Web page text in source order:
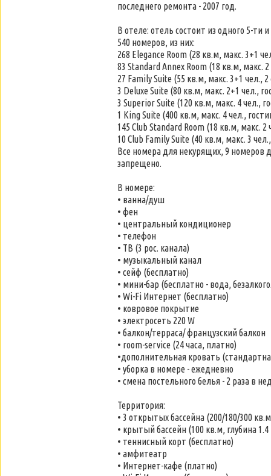
последнего ремонта - 2007 год.
В отеле: отель состоит из одного 5-ти
540 номеров, из них:
268 Elegance Room (28 кв.м, макс. 3+1
83 Standard Annex Room (18 кв.м, макс.
27 Family Suite (55 кв.м, макс. 3+1 чел.,
3 Deluxe Suite (80 кв.м, макс. 2+1 чел.,
3 Superior Suite (120 кв.м, макс. 4 чел.,
1 King Suite (400 кв.м, макс. 4 чел.,
145 Club Standard Room (18 кв.м, макс.
10 Club Family Suite (40 кв.м, макс. 3
Все номера для некурящих, 9
запрещено.
В номере:
• ванна/душ
• фен
• центральный кондиционер
• телефон
• ТВ (3 рос. канала)
• музыкальный канал
• сейф (бесплатно)
• мини-бар (бесплатно - вода,
• Wi-Fi Интернет (бесплатно)
• ковровое покрытие
• электросеть 220 W
• балкон/терраса/ французский балкон
• room-service (24 часа, платно)
•дополнительная кровать
• уборка в номере - ежедневно
• смена постельного белья - 2 раза в
Территория:
• 3 открытых бассейна (200/180/300
• крытый бассейн (100 кв.м, глубина
• теннисный корт (бесплатно)
• амфитеатр
• Интернет-кафе (платно)